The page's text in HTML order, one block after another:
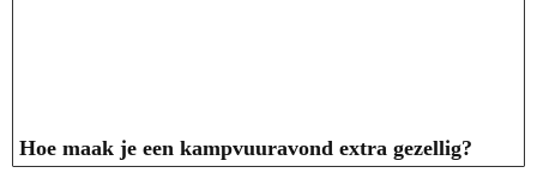
Hoe maak je een kampvuuravond extra gezellig?